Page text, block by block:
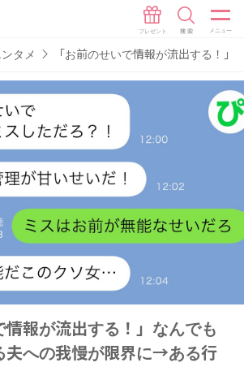
タメ 「お前のせいで情報が流出する！
情報が流出する！」なんでも
夫への我慢が限界に→ある行